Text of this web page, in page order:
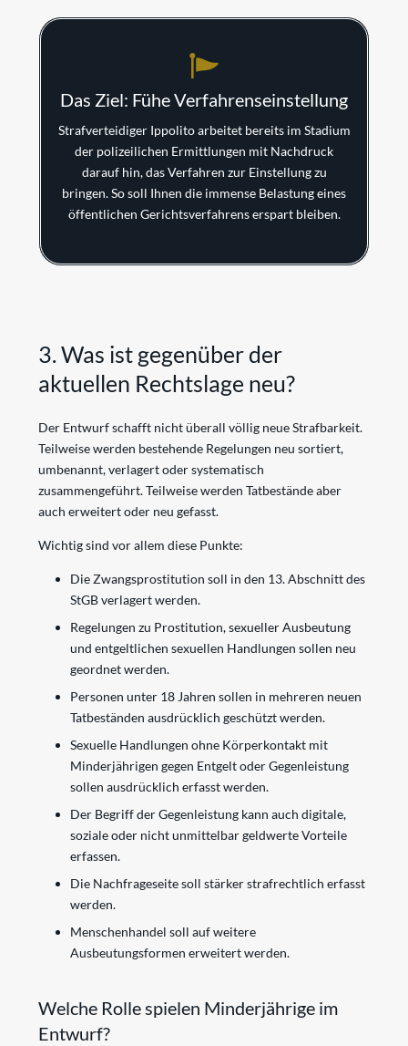
Das Ziel: Fühe Verfahrenseinstellung
Strafverteidiger Ippolito arbeitet bereits im Stadium
der polizeilichen Ermittlungen mit Nachdruck
darauf hin, das Verfahren zur Einstellung zu
bringen. So soll Ihnen die immense Belastung eines
öffentlichen Gerichtsverfahrens erspart bleiben.
3. Was ist gegenüber der
aktuellen Rechtslage neu?
Der Entwurf schafft nicht überall völlig neue Strafbarkeit.
Teilweise werden bestehende Regelungen neu sortiert,
umbenannt, verlagert oder systematisch
zusammengeführt. Teilweise werden Tatbestände aber
auch erweitert oder neu gefasst.
Wichtig sind vor allem diese Punkte:
Die Zwangsprostitution soll in den 13. Abschnitt des
StGB verlagert werden.
Regelungen zu Prostitution, sexueller Ausbeutung
und entgeltlichen sexuellen Handlungen sollen neu
geordnet werden.
Personen unter 18 Jahren sollen in mehreren neuen
Tatbeständen ausdrücklich geschützt werden.
Sexuelle Handlungen ohne Körperkontakt mit
Minderjährigen gegen Entgelt oder Gegenleistung
sollen ausdrücklich erfasst werden.
Der Begriff der Gegenleistung kann auch digitale,
soziale oder nicht unmittelbar geldwerte Vorteile
erfassen.
Die Nachfrageseite soll stärker strafrechtlich erfasst
werden.
Menschenhandel soll auf weitere
Ausbeutungsformen erweitert werden.
Welche Rolle spielen Minderjährige im
Entwurf?